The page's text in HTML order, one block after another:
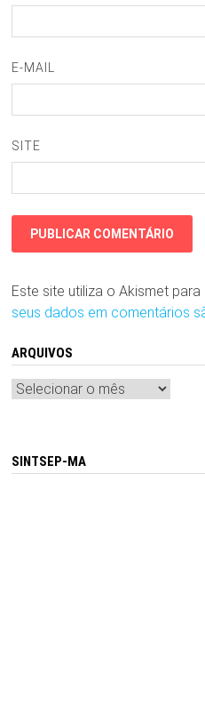
E-MAIL
SITE
Este site utiliza o Akismet para
seus dados em comentários
ARQUIVOS
Arquivos
SINTSEP-MA